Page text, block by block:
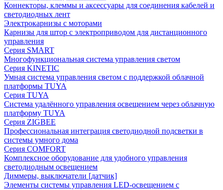
Коннекторы, клеммы и аксессуары для соединения кабелей и
светодиодных лент
Электрокарнизы с моторами
Карнизы для штор с электроприводом для дистанционного
управления
Серия SMART
Многофункциональная система управления светом
Серия KINETIC
Умная система управления светом с поддержкой облачной
платформы TUYA
Серия TUYA
Система удалённого управления освещением через облачную
платформу TUYA
Серия ZIGBEE
Профессиональная интеграция светодиодной подсветки в
системы умного дома
Серия COMFORT
Комплексное оборудование для удобного управления
светодиодным освещением
Диммеры, выключатели [датчик]
Элементы системы управления LED-освещением с